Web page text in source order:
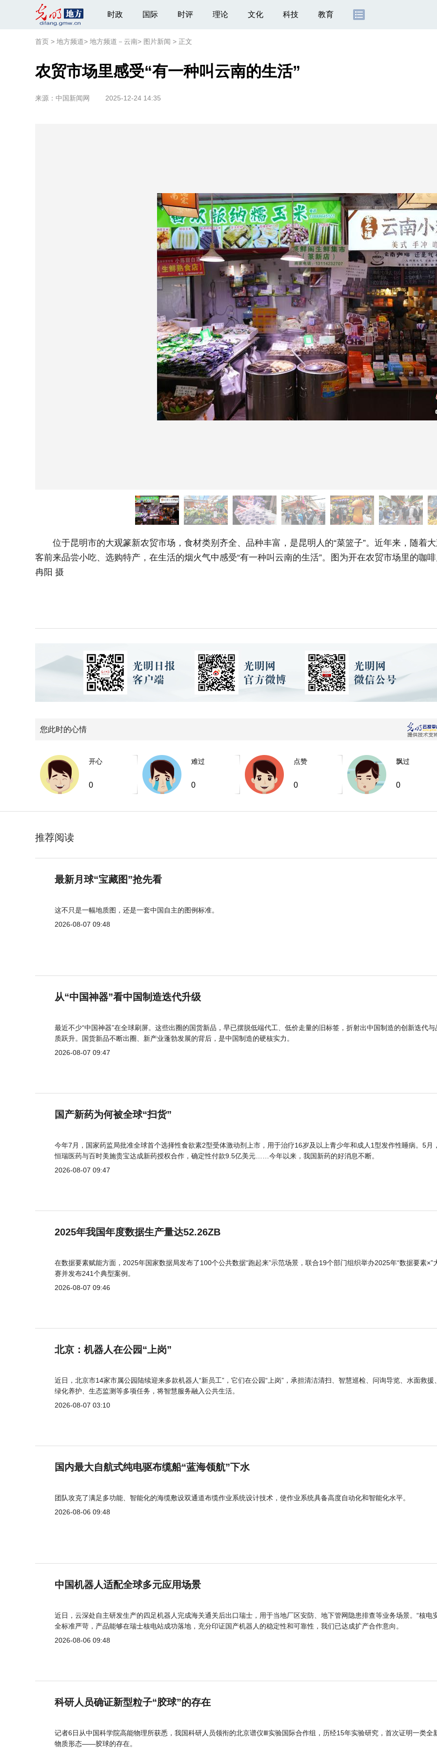
时政 国际 时评 理论 文化 科技 教育
首页 > 地方频道> 地方频道－云南> 图片新闻 > 正文
农贸市场里感受“有一种叫云南的生活”
来源： 中国新闻网 2025-12-24 14:35
位于昆明市的大观篆新农贸市场，食材类别齐全、品种丰富，是昆明人的“菜篮子”。近年来，随着
客前来品尝小吃、选购特产，在生活的烟火气中感受“有一种叫云南的生活”。图为开在农贸市场里的咖
冉阳 摄
您此时的心情
开心
0
难过
0
点赞
0
飘过
0
推荐阅读
最新月球“宝藏图”抢先看
这不只是一幅地质图，还是一套中国自主的图例标准。
2026-08-07 09:48
从“中国神器”看中国制造迭代升级
最近不少“中国神器”在全球刷屏。这些出圈的国货新品，早已摆脱低端代工、低价走量的旧标签，折射出中国制造的创新迭代与
质跃升。国货新品不断出圈、新产业蓬勃发展的背后，是中国制造的硬核实力。
2026-08-07 09:47
国产新药为何被全球“扫货”
今年7月，国家药监局批准全球首个选择性食欲素2型受体激动剂上市，用于治疗16岁及以上青少年和成人1型发作性睡病。5月
恒瑞医药与百时美施贵宝达成新药授权合作，确定性付款9.5亿美元……今年以来，我国新药的好消息不断。
2026-08-07 09:47
2025年我国年度数据生产量达52.26ZB
在数据要素赋能方面，2025年国家数据局发布了100个公共数据“跑起来”示范场景，联合19个部门组织举办2025年“数据要素×”
赛并发布241个典型案例。
2026-08-07 09:46
北京：机器人在公园“上岗”
近日，北京市14家市属公园陆续迎来多款机器人“新员工”，它们在公园“上岗”，承担清洁清扫、智慧巡检、问询导览、水面救援
绿化养护、生态监测等多项任务，将智慧服务融入公共生活。
2026-08-07 03:10
国内最大自航式纯电驱布缆船“蓝海领航”下水
团队攻克了满足多功能、智能化的海缆敷设双通道布缆作业系统设计技术，使作业系统具备高度自动化和智能化水平。
2026-08-06 09:48
中国机器人适配全球多元应用场景
近日，云深处自主研发生产的四足机器人完成海关通关后出口瑞士，用于当地厂区安防、地下管网隐患排查等业务场景。“核电
全标准严苛，产品能够在瑞士核电站成功落地，充分印证国产机器人的稳定性和可靠性，我们已达成扩产合作意向。
2026-08-06 09:48
科研人员确证新型粒子“胶球”的存在
记者6日从中国科学院高能物理所获悉，我国科研人员领衔的北京谱仪Ⅲ实验国际合作组，历经15年实验研究，首次证明一类全
物质形态——胶球的存在。